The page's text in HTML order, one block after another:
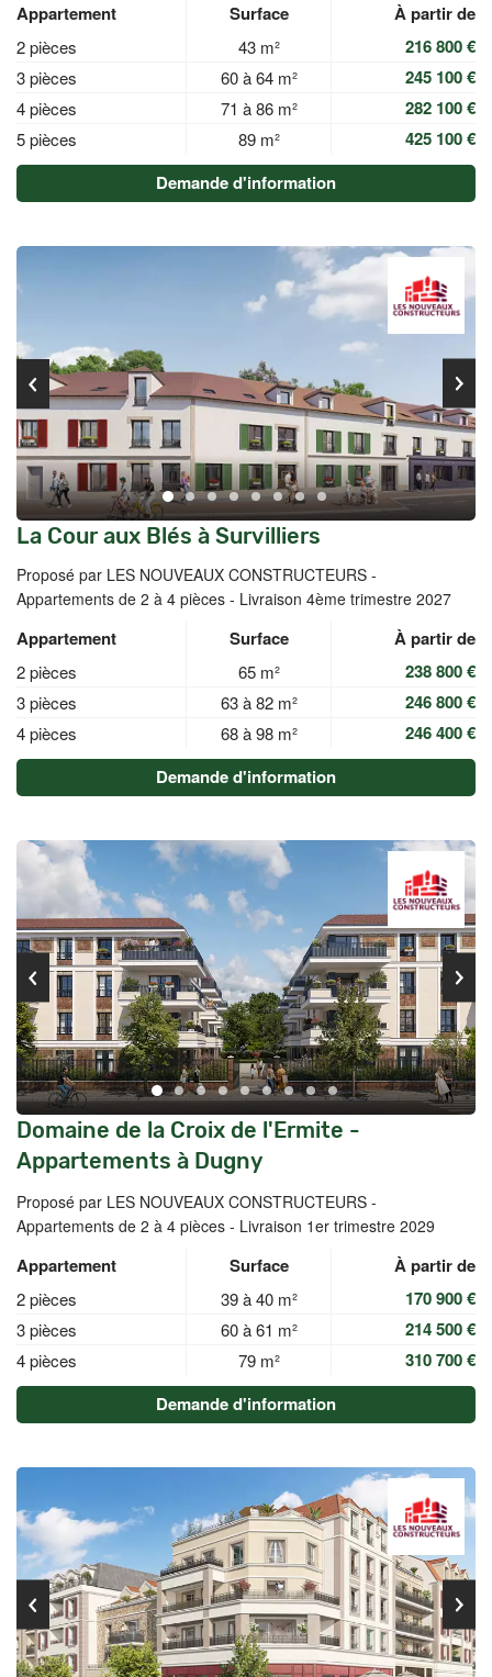
Appartement Surface À partir de
2 pièces 43 m² 216 800 €
3 pièces 60 à 64 m² 245 100 €
4 pièces 71 à 86 m² 282 100 €
5 pièces 89 m²
425 100 €
Demande d'information
La Cour aux Blés à Survilliers
Proposé par LES NOUVEAUX CONSTRUCTEURS -
Appartements de 2 à 4 pièces - Livraison 4ème trimestre 2027
Appartement Surface À partir de
2 pièces 65 m² 238 800 €
3 pièces 63 à 82 m² 246 800 €
4 pièces 68 à 98 m²
246 400 €
Demande d'information
Domaine de la Croix de l'Ermite -
Appartements à Dugny
Proposé par LES NOUVEAUX CONSTRUCTEURS -
Appartements de 2 à 4 pièces - Livraison 1er trimestre 2029
Appartement Surface À partir de
2 pièces 39 à 40 m² 170 900 €
3 pièces 60 à 61 m² 214 500 €
4 pièces 79 m²
310 700 €
Demande d'information